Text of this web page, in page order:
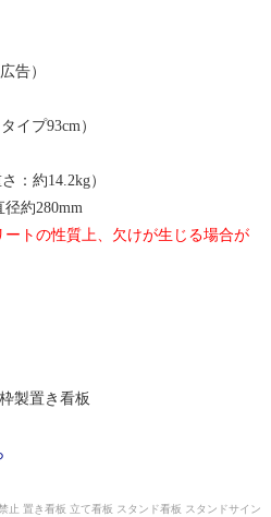
告）
イプ93cm）
：約14.2kg）
約280mm
トの性質上、欠けが生じる場合が
製置き看板
止 置き看板 立て看板 スタンド看板 スタンドサイン